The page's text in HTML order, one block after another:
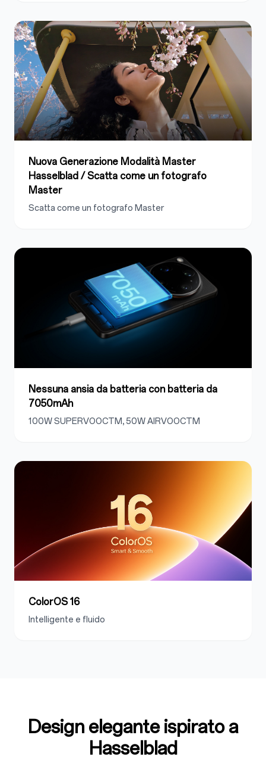
Nuova Generazione Modalità Master
Hasselblad / Scatta come un fotografo
Master
Scatta come un fotografo Master
Nessuna ansia da batteria con batteria da
7050mAh
100W SUPERVOOCTM, 50W AIRVOOCTM
ColorOS 16
Intelligente e fluido
Design elegante ispirato a
Hasselblad